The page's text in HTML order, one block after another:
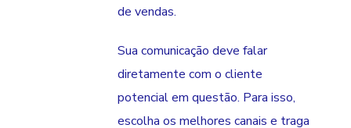
de vendas.
Sua comunicação deve falar
diretamente com o cliente
potencial em questão. Para isso,
escolha os melhores canais e traga